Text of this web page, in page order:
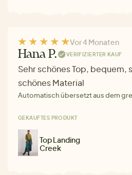
Vor 4 Monaten
Hana P. VERIFIZIERTER KAUF
Sehr schönes Top, bequem,
schönes Material
Automatisch übersetzt aus dem
GEKAUFTES PRODUKT
Top Landing
Creek